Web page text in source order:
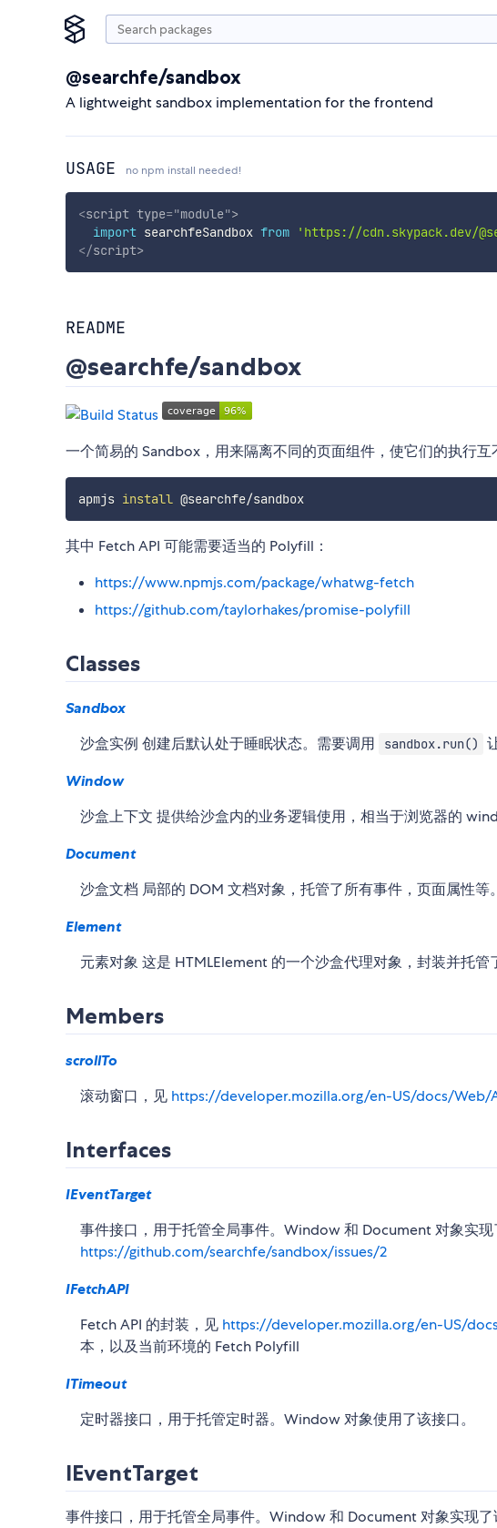
@searchfe/sandbox
A lightweight sandbox implementation for the frontend
USAGE no npm install needed!
<script type="module">
import searchfeSandbox from 'https://cdn.skypack.dev/
</script>
README
@searchfe/sandbox
一个简易的 Sandbox，用来隔离不同的页面组件，使它们的执行互
apmjs install @searchfe/sandbox
其中 Fetch API 可能需要适当的 Polyfill：
https://www.npmjs.com/package/whatwg-fetch
https://github.com/taylorhakes/promise-polyfill
Classes
Sandbox
沙盒实例 创建后默认处于睡眠状态。需要调用 sandbox.run()
Window
沙盒上下文 提供给沙盒内的业务逻辑使用，相当于浏览器的
Document
沙盒文档 局部的 DOM 文档对象，托管了所有事件，页面属性等。
Element
元素对象 这是 HTMLElement 的一个沙盒代理对象，封装并托管
Members
scrollTo
滚动窗口，见 https://developer.mozilla.org/en-US/docs/Web/
Interfaces
IEventTarget
事件接口，用于托管全局事件。Window 和 Document 对象实
https://github.com/searchfe/sandbox/issues/2
IFetchAPI
Fetch API 的封装，见 https://developer.mozilla.org/en-US/
本，以及当前环境的 Fetch Polyfill
ITimeout
定时器接口，用于托管定时器。Window 对象使用了该接口。
IEventTarget
事件接口，用于托管全局事件。Window 和 Document 对象实现